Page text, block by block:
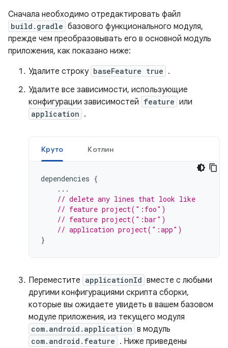
Сначала необходимо отредактировать файл
build.gradle базового функционального модуля,
прежде чем преобразовывать его в основной модуль
приложения, как показано ниже:
Удалите строку baseFeature true .
Удалите все зависимости, использующие
конфигурации зависимостей feature или
application .
Круто Котлин
dependencies {
...
// delete any lines that look like
// feature project(":foo")
// feature project(":bar")
// application project(":app")
}
Переместите applicationId вместе с любыми
другими конфигурациями скрипта сборки,
которые вы ожидаете увидеть в вашем базовом
модуле приложения, из текущего модуля
com.android.application в модуль
com.android.feature . Ниже приведены